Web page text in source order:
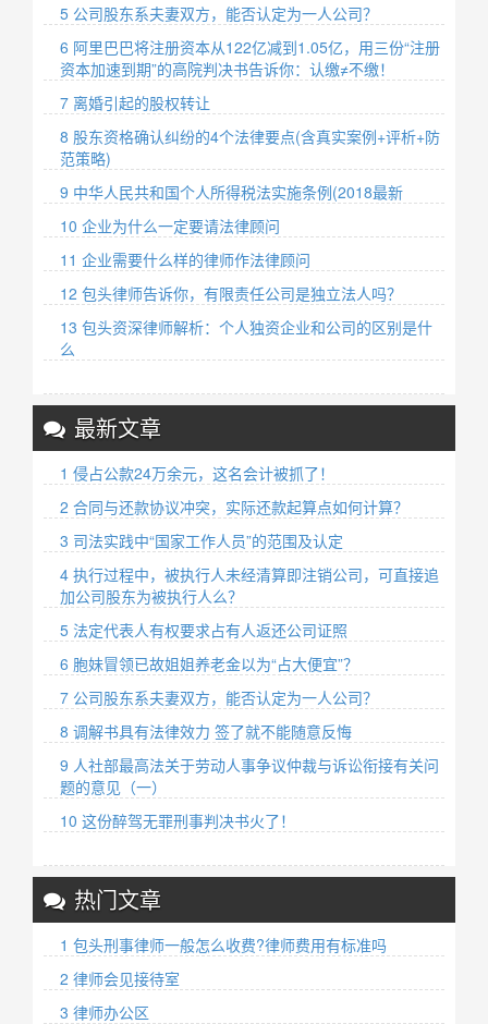
5 公司股东系夫妻双方，能否认定为一人公司？
6 阿里巴巴将注册资本从122亿减到1.05亿，用三份“注册
资本加速到期”的高院判决书告诉你：认缴≠不缴！
7 离婚引起的股权转让
8 股东资格确认纠纷的4个法律要点(含真实案例+评析+防
范策略)
9 中华人民共和国个人所得税法实施条例(2018最新
10 企业为什么一定要请法律顾问
11 企业需要什么样的律师作法律顾问
12 包头律师告诉你，有限责任公司是独立法人吗？
13 包头资深律师解析：个人独资企业和公司的区别是什
么
最新文章
1 侵占公款24万余元，这名会计被抓了！
2 合同与还款协议冲突，实际还款起算点如何计算？
3 司法实践中“国家工作人员”的范围及认定
4 执行过程中，被执行人未经清算即注销公司，可直接追
加公司股东为被执行人么？
5 法定代表人有权要求占有人返还公司证照
6 胞妹冒领已故姐姐养老金以为“占大便宜”？
7 公司股东系夫妻双方，能否认定为一人公司？
8 调解书具有法律效力 签了就不能随意反悔
9 人社部最高法关于劳动人事争议仲裁与诉讼衔接有关问
题的意见（一）
10 这份醉驾无罪刑事判决书火了！
热门文章
1 包头刑事律师一般怎么收费?律师费用有标准吗
2 律师会见接待室
3 律师办公区